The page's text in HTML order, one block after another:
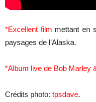
*Excellent film mettant en
paysages de l’Alaska.
*Album live de Bob Marley
Crédits photo: tpsdave.